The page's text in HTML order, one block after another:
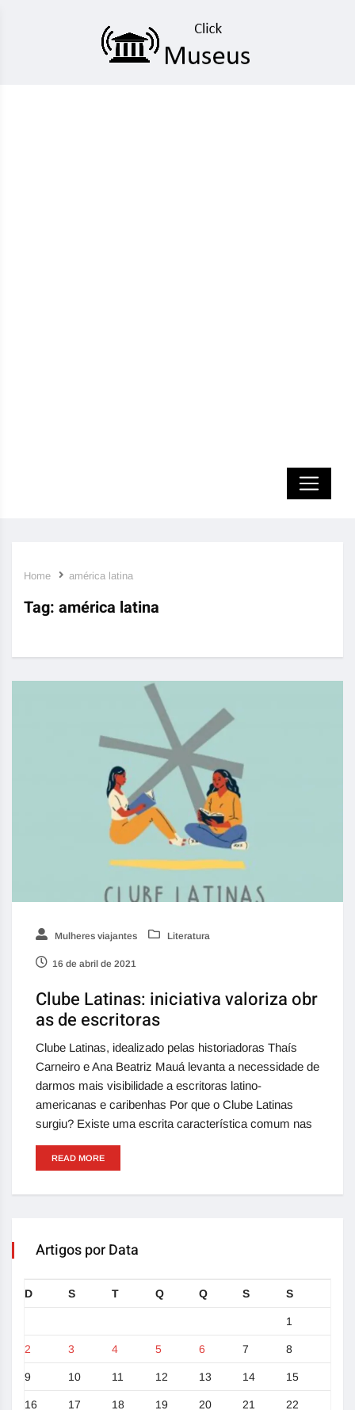
Home américa latina
Tag: américa latina
Mulheres viajantes Literatura
16 de abril de 2021
Clube Latinas: iniciativa valoriza obr
as de escritoras
Clube Latinas, idealizado pelas historiadoras Thaís
Carneiro e Ana Beatriz Mauá levanta a necessidade de
darmos mais visibilidade a escritoras latino-
americanas e caribenhas Por que o Clube Latinas
surgiu? Existe uma escrita característica comum nas
READ MORE
Artigos por Data
D S T Q Q S S
1
2 3 4 5 6 7 8
9 10 11 12 13 14 15
16 17 18 19 20 21 22